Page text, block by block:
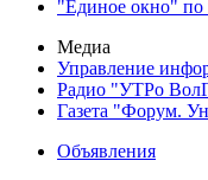
"Единое окно" по
Медиа
Управление
Радио "УТРо
Газета "Форум.
Объявления